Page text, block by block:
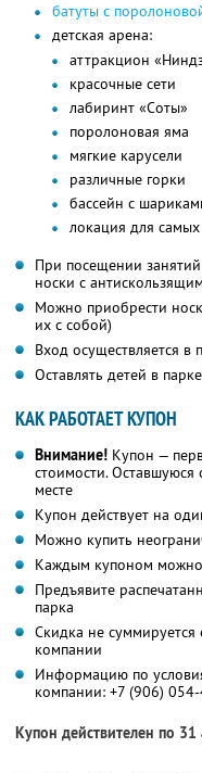
батуты с
детская арена:
аттракцион
красочные сети
лабиринт «Соты»
поролоновая яма
мягкие карусели
различные горки
бассейн с
локация для
При посещении
носки с
Можно приобрести
их с собой)
Вход осуществляется
Оставлять детей в
КАК РАБОТАЕТ КУПОН
Внимание! Купон —
стоимости. Оставшуюся
месте
Купон действует на
Можно купить
Каждым купоном можно
Предъявите
парка
Скидка не
компании
Информацию по
компании: +7 (906)
Купон действителен по 31